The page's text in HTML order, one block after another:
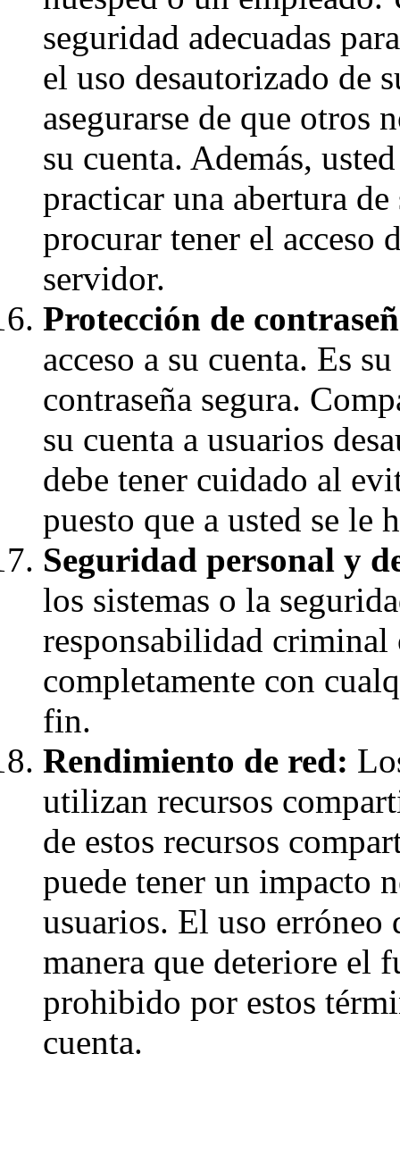
seguridad adecuadas
el uso desautorizado de
asegurarse de que otros
su cuenta. Además,
practicar una abertura
procurar tener el acceso
servidor.
Protección de
acceso a su cuenta. Es
contraseña segura.
su cuenta a usuarios
debe tener cuidado al
puesto que a usted se le
Seguridad personal y
los sistemas o la
responsabilidad
completamente con
fin.
Rendimiento de red:
utilizan recursos
de estos recursos
puede tener un impacto
usuarios. El uso erróneo
manera que deteriore el
prohibido por estos
cuenta.